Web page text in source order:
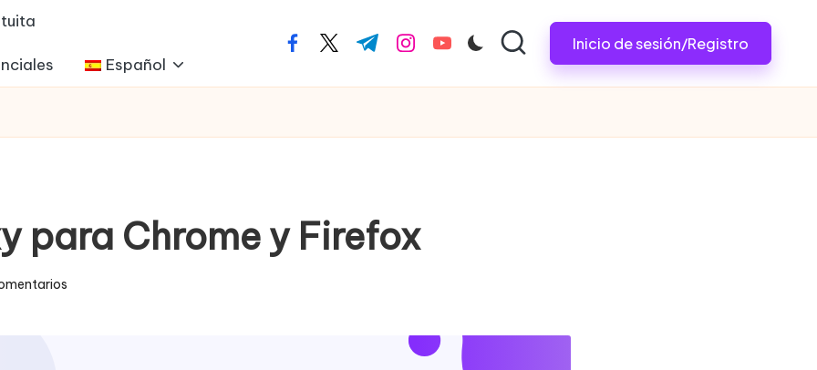
Español
facebook.com
twitter.com
t.me instagram.com
youtube.com Inicio de sesión/Registro
para Chrome y Firefox